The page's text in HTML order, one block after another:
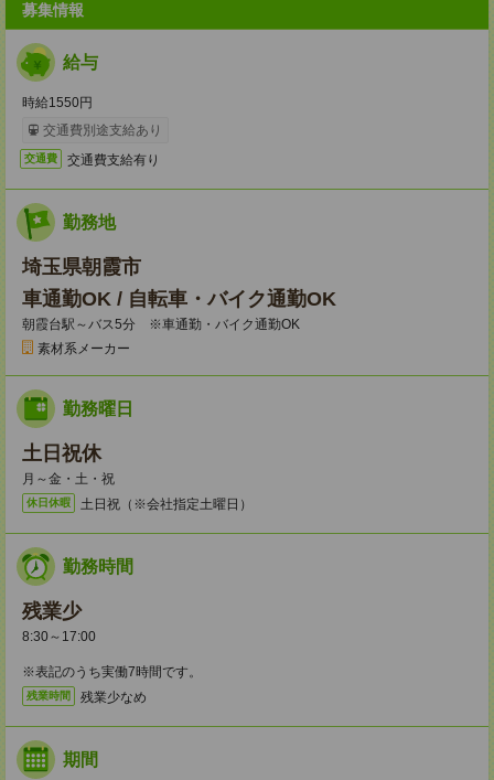
募集情報
給与
時給1550円
交通費別途支給あり
交通費 交通費支給有り
勤務地
埼玉県朝霞市
車通勤OK / 自転車・バイク通勤OK
朝霞台駅～バス5分 ※車通勤・バイク通勤OK
素材系メーカー
勤務曜日
土日祝休
月～金・土・祝
休日休暇 土日祝（※会社指定土曜日）
勤務時間
残業少
8:30～17:00
※表記のうち実働7時間です。
残業時間 残業少なめ
期間